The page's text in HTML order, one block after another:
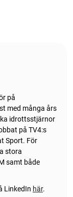
på
med många års
idrottsstjärnor
på TV4:s
Sport. För
stora
samt både
LinkedIn här.